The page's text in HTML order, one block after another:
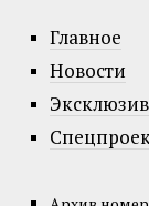
Главное
Новости
Эксклюзив